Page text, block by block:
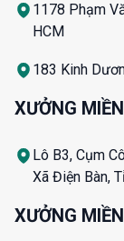
1178 Phạm
HCM
183 Kinh
XƯỞNG
Lô B3, Cụm
Xã Điện Bàn,
XƯỞNG